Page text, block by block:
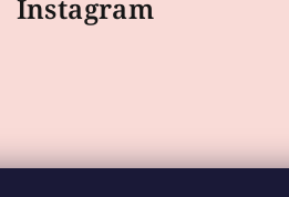
Instagram